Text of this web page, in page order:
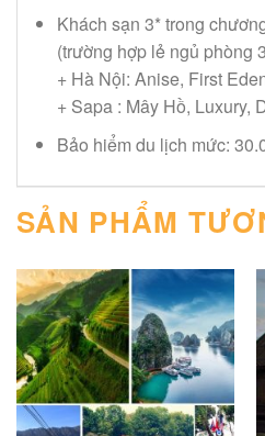
Khách sạn 3* trong
(trường hợp lẻ ngủ phòng
+ Hà Nội: Anise, First
+ Sapa : Mây Hồ, Luxury,
Bảo hiểm du lịch mức:
SẢN PHẨM